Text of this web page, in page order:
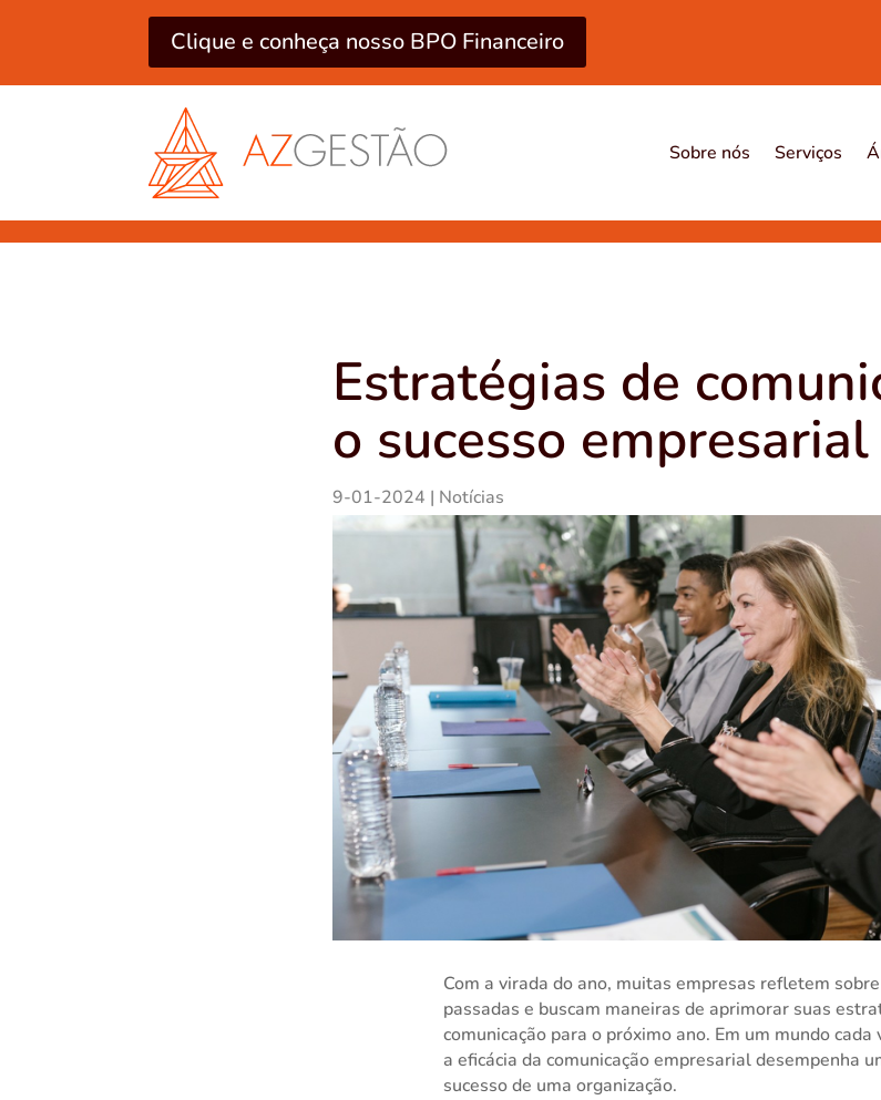
Clique e conheça nosso BPO Financeiro
Sobre nós Serviços
Estratégias de
o sucesso
9-01-2024 | Notícias
Com a virada do ano, muitas empresas refletem
passadas e buscam maneiras de aprimorar suas
comunicação para o próximo ano. Em um mundo cada
a eficácia da comunicação empresarial desempenha
sucesso de uma organização.